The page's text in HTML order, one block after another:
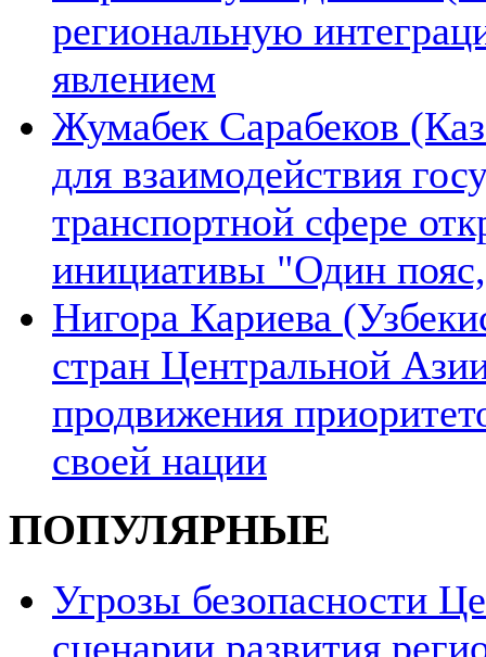
региональную
явлением
Жумабек Сарабеков
для взаимодействия
транспортной сфере
инициативы "Один
Нигора Кариева
стран Центральной
продвижения
своей нации
ПОПУЛЯРНЫЕ
Угрозы безопасности
сценарии развития